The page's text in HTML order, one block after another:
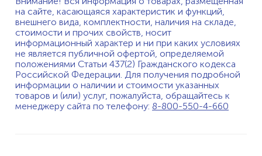
на сайте, касающаяся характеристик и функций,
внешнего вида, комплектности, наличия на складе,
стоимости и прочих свойств, носит
информационный характер и ни при каких условиях
не является публичной офертой, определяемой
положениями Статьи 437(2) Гражданского кодекса
Российской Федерации. Для получения подробной
информации о наличии и стоимости указанных
товаров и (или) услуг, пожалуйста, обращайтесь к
менеджеру сайта по телефону: 8-800-550-4-660